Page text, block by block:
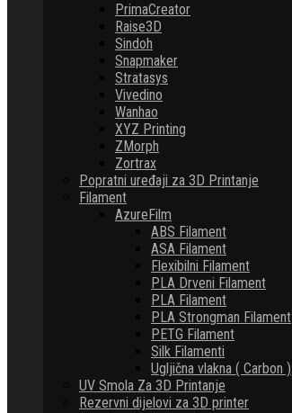
PrimaCreator
Raise3D
Sindoh
Snapmaker
Stratasys
Vivedino
Wanhao
XYZ Printing
ZMorph
Zortrax
Popratni uređaji za 3D Printanje
Filament
AzureFilm
ABS Filament
ASA Filament
Flexibilni Filament
PLA Drveni Filament
PLA Filament
PLA Strongman Filament
PETG Filament
Silk Filamenti
Ugljična vlakna ( Carbon )
UV Smola Za 3D Printanje
Rezervni dijelovi za 3D printer